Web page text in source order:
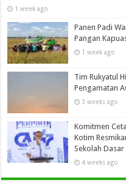
1 week ago
Panen Padi
Pangan
1 week ago
Tim Rukyatul
Pengamatan
3 weeks ago
Komitmen
Kotim
Sekolah Dasar
4 weeks ago